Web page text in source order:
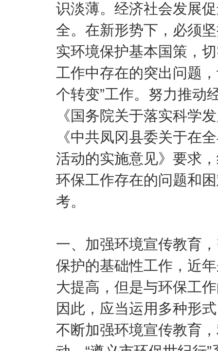
识淡薄。经济社会发展
全。在新形势下，必须
实环境保护基本国策，
工作中存在的突出问题
个转变”工作。努力推动
《国务院关于落实科学
《中共凤冈县委关于在
活动的实施意见》要求
环保工作存在的问题和
考。
一、加强环境宣传教育
保护的基础性工作，近
大提高，但是与环保工
因此，应当运用多种形
不断加强环境宣传教育